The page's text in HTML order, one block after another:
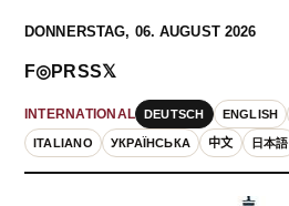
DONNERSTAG, 06. AUGUST 2026
INTERNATIONAL DEUTSCH ENGLISH
ITALIANO УКРАЇНСЬКА 中文 日本語
F◎PRSS𝕏